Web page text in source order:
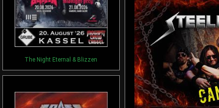
The Night Eternal & Blizzen